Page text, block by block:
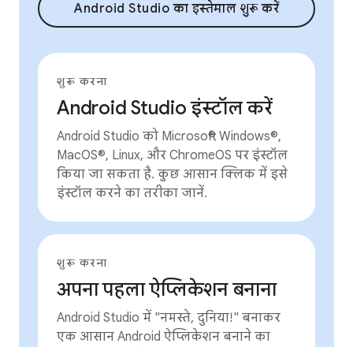
Android Studio का इस्तेमाल शुरू करें
शुरू करना
Android Studio इंस्टॉल करें
Android Studio को Microsoft® Windows®,
MacOS®, Linux, और ChromeOS पर इंस्टॉल
किया जा सकता है. कुछ आसान क्लिक में इसे
इंस्टॉल करने का तरीका जानें.
शुरू करना
अपना पहला ऐप्लिकेशन बनाना
Android Studio में "नमस्ते, दुनिया!" बनाकर
एक आसान Android ऐप्लिकेशन बनाने का